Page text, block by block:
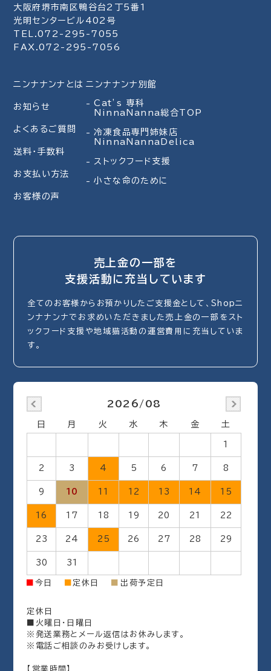
大阪府堺市南区鴨谷台2丁5番1
光明センタービル402号
TEL.072-295-7055
FAX.072-295-7056
ニンナナンナとは
お知らせ
よくあるご質問
送料・手数料
お支払い方法
お客様の声
ニンナナンナ別館
Cat’s 専科
NinnaNanna総合TOP
冷凍食品専門姉妹店
NinnaNannaDelica
ストックフード支援
小さな命のために
売上金の一部を
支援活動に充当しています
全てのお客様からお預かりしたご支援金として、Shopニ
ンナナンナでお求めいただきました売上金の一部をスト
ックフード支援や地域猫活動の運営費用に充当していま
す。
2026/08
日 月 火 水 木 金 土
1
2 3 4 5 6 7 8
9 10 11 12 13 14 15
16 17 18 19 20 21 22
23 24 25 26 27 28 29
30 31
今日 定休日 出荷予定日
定休日
■火曜日・日曜日
※発送業務とメール返信はお休みします。
※電話ご相談のみお受けします。
【営業時間】